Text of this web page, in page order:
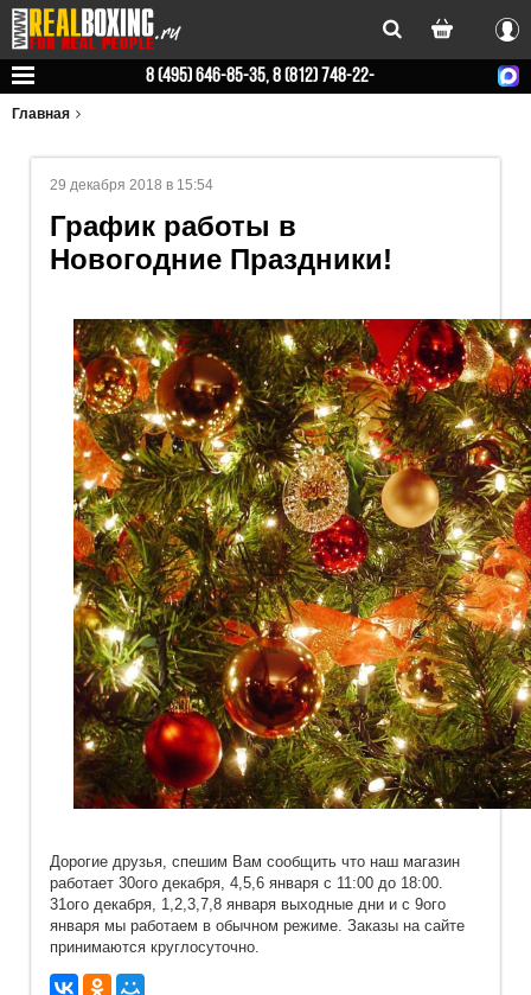
Вход
8 (495) 646-85-35, 8 (812) 748-22-
Главная
29 декабря 2018 в 15:54
График работы в
Новогодние Праздники!
Дорогие друзья, спешим Вам сообщить что наш магазин
работает 30ого декабря, 4,5,6 января с 11:00 до 18:00.
31ого декабря, 1,2,3,7,8 января выходные дни и с 9ого
января мы работаем в обычном режиме. Заказы на сайте
принимаются круглосуточно.